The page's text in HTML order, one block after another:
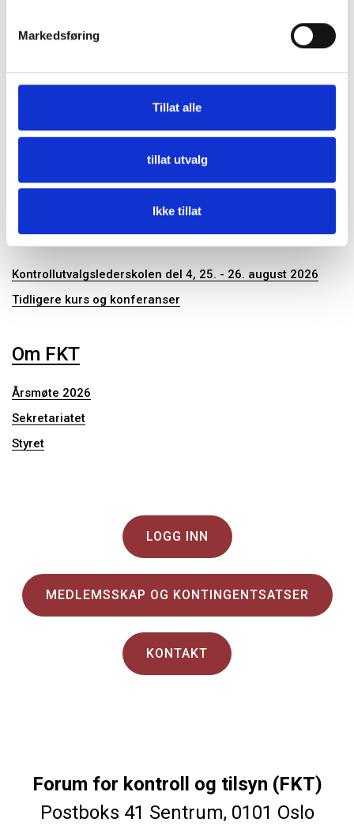
Markedsføring
Tillat alle
tillat utvalg
Ikke tillat
Kontrollutvalg
Kontrollutvalgssekretariat
Konferanser og seminar
Kontrollutvalgslederskolen del 4, 25. - 26. august 2026
Tidligere kurs og konferanser
Om FKT
Årsmøte 2026
Sekretariatet
Styret
LOGG INN
MEDLEMSSKAP OG KONTINGENTSATSER
KONTAKT
Forum for kontroll og tilsyn (FKT)
Postboks 41 Sentrum, 0101 Oslo